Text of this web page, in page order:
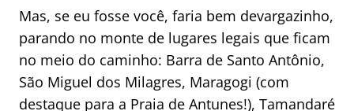
Mas, se eu fosse você, faria bem devargazinho,
parando no monte de lugares legais que ficam
no meio do caminho: Barra de Santo Antônio,
São Miguel dos Milagres, Maragogi (com
destaque para a Praia de Antunes!), Tamandaré